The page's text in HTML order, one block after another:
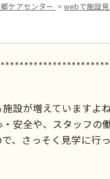
ケアセンター > webで施設
設が増えています
安全や、スタッフ
、さっそく見学に行